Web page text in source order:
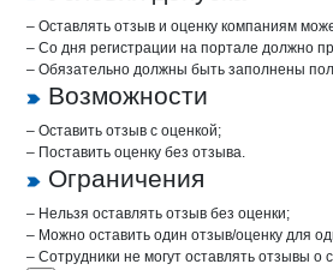
– Оставлять отзыв и оценку компаниям
– Со дня регистрации на портале должно
– Обязательно должны быть заполнены
Возможности
– Оставить отзыв с оценкой;
– Поставить оценку без отзыва.
Ограничения
– Нельзя оставлять отзыв без оценки;
– Можно оставить один отзыв/оценку для
– Сотрудники не могут оставлять отзывы о